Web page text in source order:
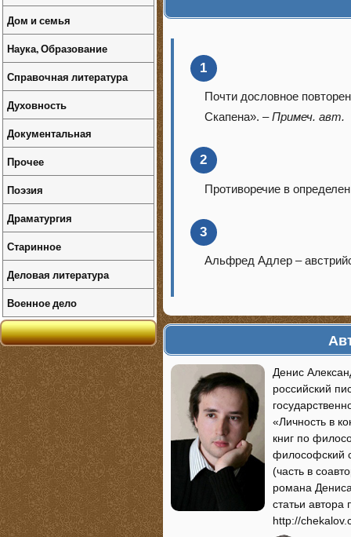
1
Почти дословное
Скапена». –Примеч. авт.
2
Противоречие в
3
Альфред Адлер –
Денис
российский
«Личность в
книг по
философский
(часть в
романа
статьи
http://
Дом и семья
Наука, Образование
Справочная литература
Духовность
Документальная
Прочее
Поэзия
Драматургия
Старинное
Деловая литература
Военное дело